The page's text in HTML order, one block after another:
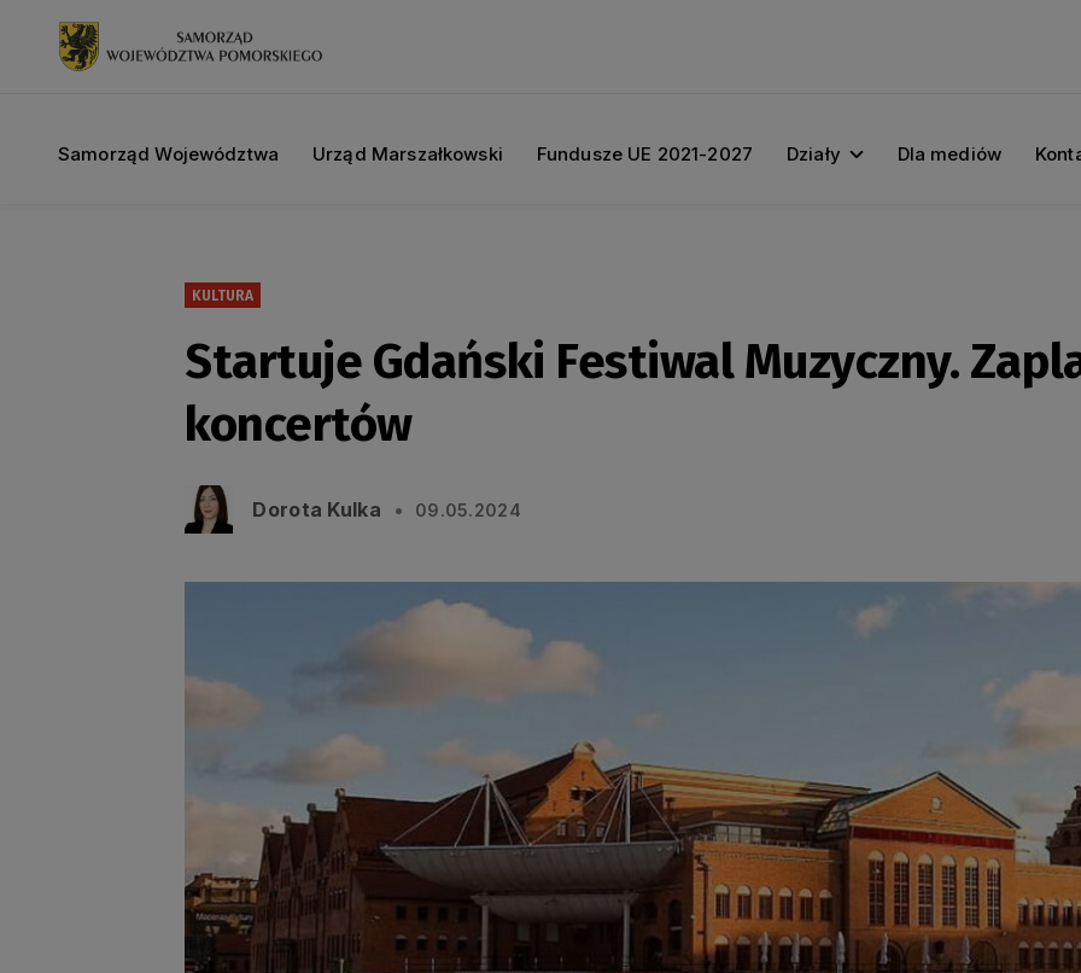
Samorząd Województwa Urząd Marszałkowski Fundusze UE 2021-2027 Działy Dla mediów
KULTURA
Startuje Gdański Festiwal Muzyczny.
koncertów
Dorota Kulka 09.05.2024